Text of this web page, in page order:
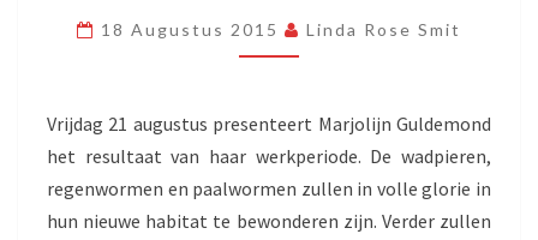
18 Augustus 2015 Linda Rose Smit
Vrijdag 21 augustus presenteert Marjolijn Guldemond
het resultaat van haar werkperiode. De wadpieren,
regenwormen en paalwormen zullen in volle glorie in
hun nieuwe habitat te bewonderen zijn. Verder zullen